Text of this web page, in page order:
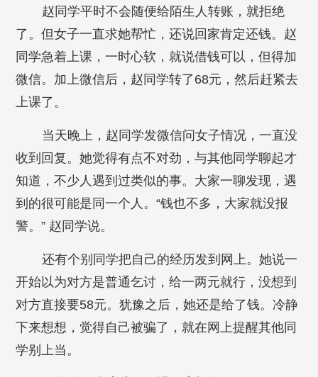
赵同学平时不会随便给陌生人转账，就拒绝
了。但女子一直求她帮忙，还说回家肯定还钱。赵
同学急着上课，一时心软，就说借钱可以，但得加
微信。加上微信后，赵同学转了68元，然后赶紧去
上课了。
当天晚上，赵同学发微信问女子情况，一直没
收到回复。她觉得有点不对劲，与其他同学聊起才
知道，不少人遇到过类似的事。大家一聊发现，遇
到的很可能是同一个人。“钱也不多，大家就没报
警。” 赵同学说。
还有个别同学把自己的经历发到网上。她说一
开始以为对方是普通乞讨，给一两元就行，没想到
对方直接要58元。犹豫之后，她还是给了钱。冷静
下来想想，觉得自己被骗了，就在网上提醒其他同
学别上当。